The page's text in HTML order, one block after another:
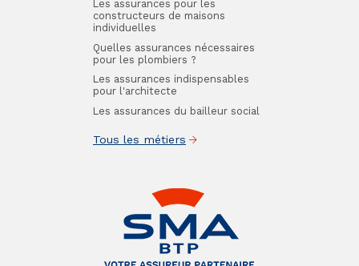
Les assurances pour les
constructeurs de maisons
individuelles
Quelles assurances nécessaires
pour les plombiers ?
Les assurances indispensables
pour l'architecte
Les assurances du bailleur social
Tous les métiers